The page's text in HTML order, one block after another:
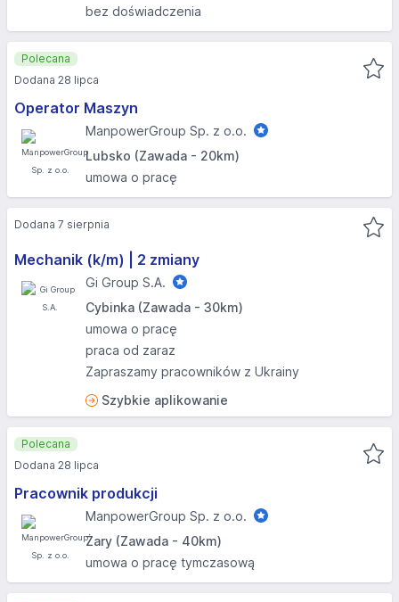
bez doświadczenia
Operator Maszyn
ManpowerGroup Sp. z o.o.
Lubsko (Zawada - 20km)
umowa o pracę
Polecana
Dodana 28 lipca
Mechanik (k/m) | 2 zmiany
Gi Group S.A.
Cybinka (Zawada - 30km)
umowa o pracę
praca od zaraz
Zapraszamy pracowników z Ukrainy
Szybkie aplikowanie
Dodana 7 sierpnia
Pracownik produkcji
ManpowerGroup Sp. z o.o.
Żary (Zawada - 40km)
umowa o pracę tymczasową
Polecana
Dodana 28 lipca